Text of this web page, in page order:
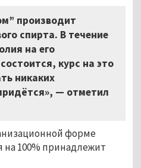
производит
спирта. В течение
на его
курс на это
никаких
— отметил
форме
100% принадлежит